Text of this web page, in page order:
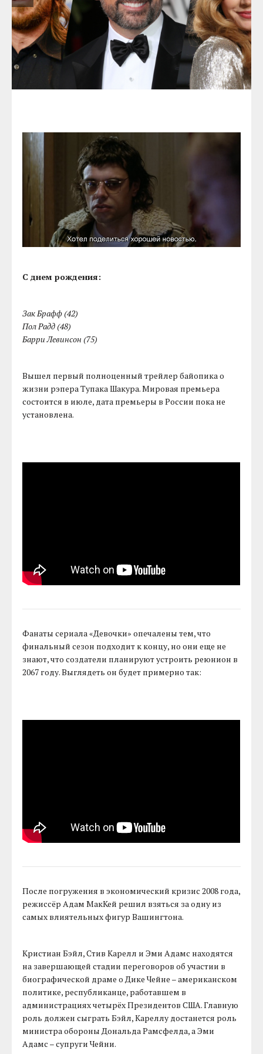
С днем рождения:
Зак Брафф (42)
Пол Радд (48)
Барри Левинсон (75)
Вышел первый полноценный трейлер байопика о
жизни рэпера Тупака Шакура. Мировая премьера
состоится в июле, дата премьеры в России пока не
установлена.
Фанаты сериала «Девочки» опечалены тем, что
финальный сезон подходит к концу, но они еще не
знают, что создатели планируют устроить реюнион в
2067 году. Выглядеть он будет примерно так:
После погружения в экономический кризис 2008 года,
режиссёр Адам МакКей решил взяться за одну из
самых влиятельных фигур Вашингтона.
Кристиан Бэйл, Стив Карелл и Эми Адамс находятся
на завершающей стадии переговоров об участии в
биографической драме о Дике Чейне – американском
политике, республиканце, работавшем в
администрациях четырёх Президентов США. Главную
роль должен сыграть Бэйл, Кареллу достанется роль
министра обороны Дональда Рамсфелда, а Эми
Адамс – супруги Чейни.